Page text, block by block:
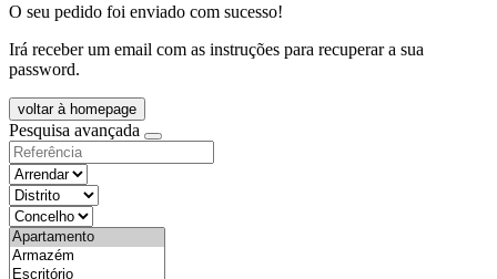
O seu pedido foi enviado com sucesso!
Irá receber um email com as instruções para recuperar a sua
password.
voltar à homepage
Pesquisa avançada
objective
districtId
countyId
types